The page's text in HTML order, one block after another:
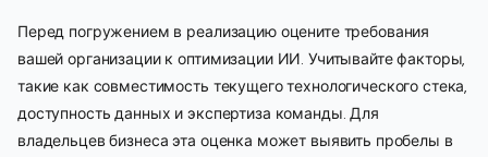
Перед погружением в реализацию оцените требования
вашей организации к оптимизации ИИ. Учитывайте факторы,
такие как совместимость текущего технологического стека,
доступность данных и экспертиза команды. Для
владельцев бизнеса эта оценка может выявить пробелы в